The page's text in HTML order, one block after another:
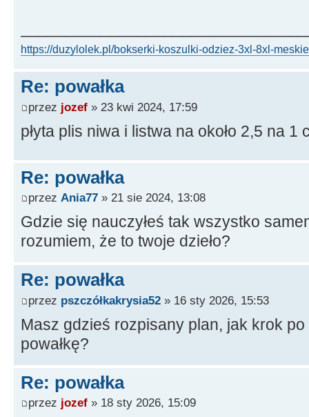
https://duzylolek.pl/bokserki-koszulki-odziez-3xl-8xl-meskie
Re: powałka
przez jozef » 23 kwi 2024, 17:59
płyta plis niwa i listwa na około 2,5 na 1
Re: powałka
przez Ania77 » 21 sie 2024, 13:08
Gdzie się nauczyłeś tak wszystko
rozumiem, że to twoje dzieło?
Re: powałka
przez pszczółkakrysia52 » 16 sty 2026, 15:53
Masz gdzieś rozpisany plan, jak krok
powałkę?
Re: powałka
przez jozef » 18 sty 2026, 15:09